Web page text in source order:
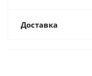
Доставка